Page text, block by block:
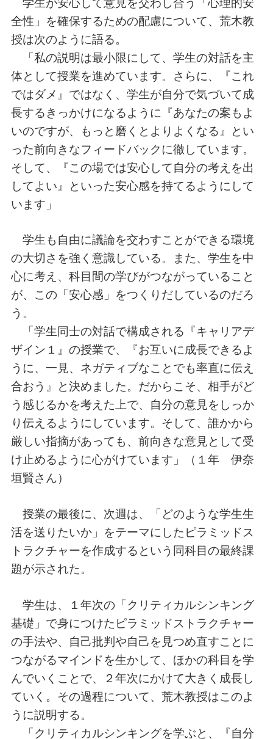
学生が安心して意見を交わし合う「心理的安
全性」を確保するための配慮について、荒木教
授は次のように語る。
「私の説明は最小限にして、学生の対話を主
体として授業を進めています。さらに、『これ
ではダメ』ではなく、学生が自分で気づいて成
長するきっかけになるように『あなたの案もよ
いのですが、もっと磨くとよりよくなる』とい
った前向きなフィードバックに徹しています。
そして、『この場では安心して自分の考えを出
してよい』といった安心感を持てるようにして
います」
学生も自由に議論を交わすことができる環境
の大切さを強く意識している。また、学生を中
心に考え、科目間の学びがつながっていること
が、この「安心感」をつくりだしているのだろ
う。
「学生同士の対話で構成される『キャリアデ
ザイン１』の授業で、『お互いに成長できるよ
うに、一見、ネガティブなことでも率直に伝え
合おう』と決めました。だからこそ、相手がど
う感じるかを考えた上で、自分の意見をしっか
り伝えるようにしています。そして、誰かから
厳しい指摘があっても、前向きな意見として受
け止めるように心がけています」（１年 伊奈
垣賢さん）
授業の最後に、次週は、「どのような学生生
活を送りたいか」をテーマにしたピラミッドス
トラクチャーを作成するという同科目の最終課
題が示された。
学生は、１年次の「クリティカルシンキング
基礎」で身につけたピラミッドストラクチャー
の手法や、自己批判や自己を見つめ直すことに
つながるマインドを生かして、ほかの科目を学
んでいくことで、２年次にかけて大きく成長し
ていく。その過程について、荒木教授はこのよ
うに説明する。
「クリティカルシンキングを学ぶと、『自分